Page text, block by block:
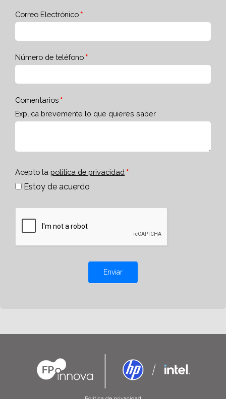
Correo Electrónico
Número de teléfono
Comentarios
Explica brevemente lo que quieres saber
Acepto la política de privacidad
Estoy de acuerdo
Enviar